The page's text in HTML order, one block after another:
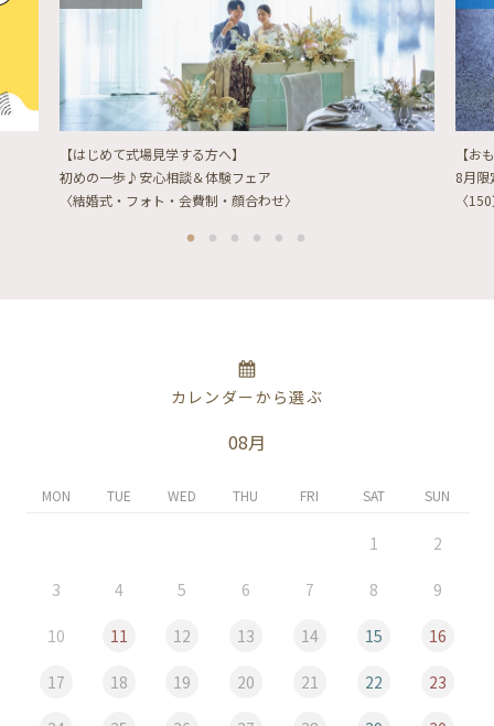
【はじめて式場見学する方へ】
初めの一歩♪安心相談＆体験フェア
〈結婚式・フォト・会費制・顔合わせ〉
【お
8月限
〈
カレンダーから選ぶ
08月
MON TUE WED THU FRI SAT SUN
1 2
3 4 5 6 7 8 9
10 11 12 13 14 15 16
17 18 19 20 21 22 23